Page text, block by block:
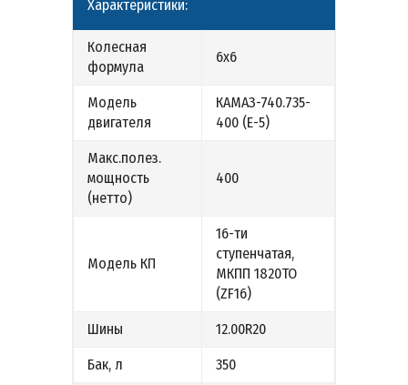
Характеристики:
Колесная
формула
6х6
Модель
двигателя
КАМАЗ-740.735-
400 (E-5)
Макс.полез.
мощность
(нетто)
400
Модель КП
16-ти
ступенчатая,
МКПП 1820ТО
(ZF16)
Шины 12.00R20
Бак, л 350